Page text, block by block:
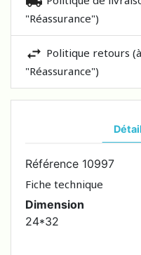
"Réassurance")
Politique retours
"Réassurance")
Référence 10997
Fiche technique
Dimension
24*32